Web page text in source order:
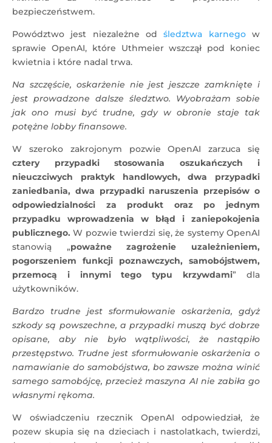
bezpieczeństwem.
Powództwo jest niezależne odśledztwa karnegow
sprawie OpenAI, które Uthmeier wszczął pod koniec
kwietnia i które nadal trwa.
Na szczęście, oskarżenie nie jest jeszcze zamknięte i
jest prowadzone dalsze śledztwo. Wyobrażam sobie
jak ono musi być trudne, gdy w obronie staje tak
potężne lobby finansowe.
W szeroko zakrojonym pozwie OpenAI zarzuca się
cztery przypadki stosowania oszukańczych i
nieuczciwych praktyk handlowych, dwa przypadki
zaniedbania, dwa przypadki naruszenia przepisów o
odpowiedzialności za produkt oraz po jednym
przypadku wprowadzenia w błąd i zaniepokojenia
publicznego. W pozwie twierdzi się, że systemy OpenAI
stanowią „poważne zagrożenie uzależnieniem,
pogorszeniem funkcji poznawczych, samobójstwem,
przemocą i innymi tego typu krzywdami” dla
użytkowników.
Bardzo trudne jest sformułowanie oskarżenia, gdyż
szkody są powszechne, a przypadki muszą być dobrze
opisane, aby nie było wątpliwości, że nastąpiło
przestępstwo. Trudne jest sformułowanie oskarżenia o
namawianie do samobójstwa, bo zawsze można winić
samego samobójcę, przecież maszyna AI nie zabiła go
własnymi rękoma.
W oświadczeniu rzecznik OpenAI odpowiedział, że
pozew skupia się na dzieciach i nastolatkach, twierdzi,